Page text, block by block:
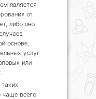
является
от
либо оно
основе,
услуг
или
чаще всего